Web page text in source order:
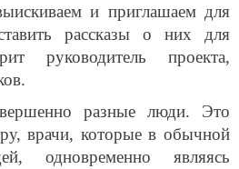
и приглашаем для
рассказы о них для
руководитель проекта,
разные люди. Это
врачи, которые в обычной
одновременно являясь